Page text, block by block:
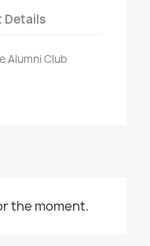
Details
Alumni Club
the moment.